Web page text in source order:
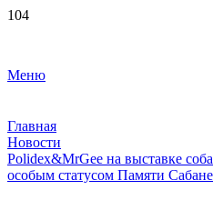
Меню
Главная
Новости
Polidex&MrGee на выставке
особым статусом Памяти